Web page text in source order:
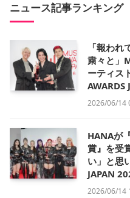
ニュース記事ランキング
「報わ
粛々と」
ーティス
AWARDS
2026/06/14
HANAが
賞』を受
い」と思
JAPAN
2026/06/14